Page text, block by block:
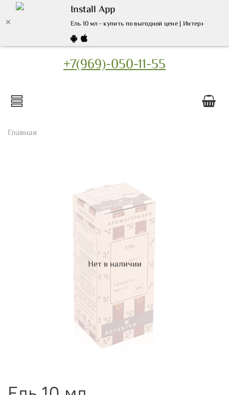
Install App
Ель 10 мл - купить по выгодной цене | Интернет
+7(969)-050-11-55
Главная
Нет в наличии